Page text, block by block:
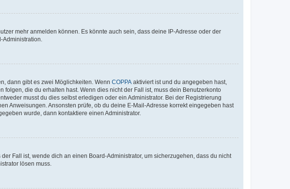
mehr anmelden können. Es könnte auch sein, dass deine IP-Adresse oder der
dann gibt es zwei Möglichkeiten. Wenn COPPA aktiviert ist und du angegeben hast,
die du erhalten hast. Wenn dies nicht der Fall ist, muss dein Benutzerkonto
musst du dies selbst erledigen oder ein Administrator. Bei der Registrierung
Anweisungen. Ansonsten prüfe, ob du deine E-Mail-Adresse korrekt eingegeben hast
wurde, dann kontaktiere einen Administrator.
Fall ist, wende dich an einen Board-Administrator, um sicherzugehen, dass du nicht
lösen muss.